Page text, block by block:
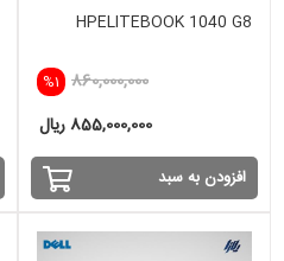
HPELITEBOOK 1040 G8
%1 860,000,000
855,000,000 ریال
افزودن به سبد